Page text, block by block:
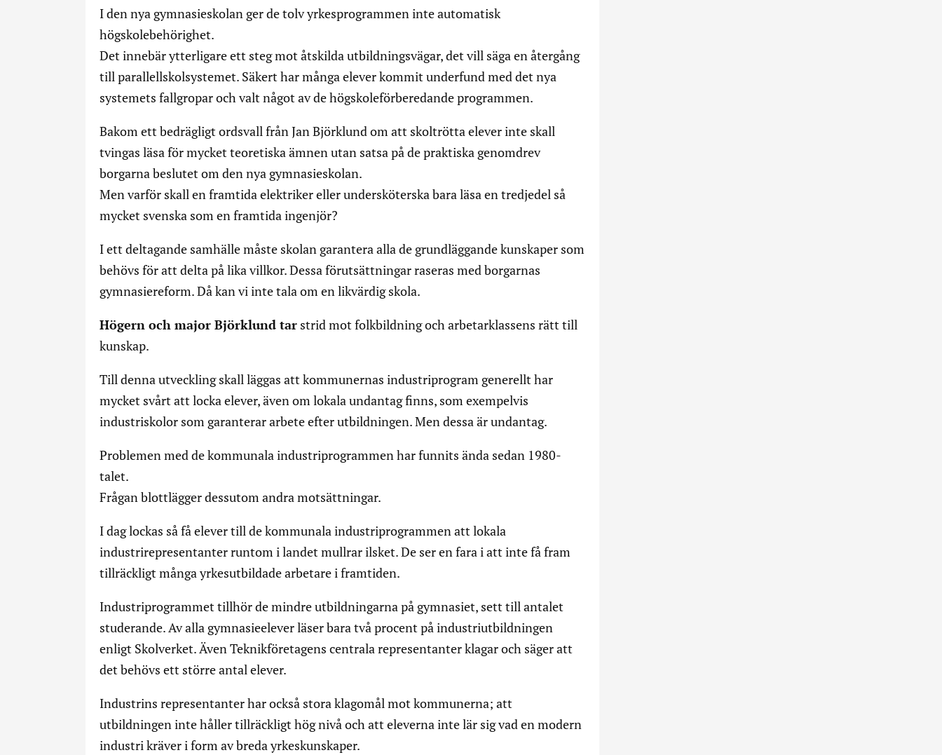
I den nya gymnasieskolan ger de tolv yrkesprogrammen inte automatisk
högskolebehörighet.
Det innebär ytterligare ett steg mot åtskilda utbildningsvägar, det vill säga en återgång
till parallellskolsystemet. Säkert har många elever kommit underfund med det nya
systemets fallgropar och valt något av de högskoleförberedande programmen.
Bakom ett bedrägligt ordsvall från Jan Björklund om att skoltrötta elever inte skall
tvingas läsa för mycket teoretiska ämnen utan satsa på de praktiska genomdrev
borgarna beslutet om den nya gymnasieskolan.
Men varför skall en framtida elektriker eller undersköterska bara läsa en tredjedel så
mycket svenska som en framtida ingenjör?
I ett deltagande samhälle måste skolan garantera alla de grundläggande kunskaper som
behövs för att delta på lika villkor. Dessa förutsättningar raseras med borgarnas
gymnasiereform. Då kan vi inte tala om en likvärdig skola.
Högern och major Björklund tar strid mot folkbildning och arbetarklassens rätt till
kunskap.
Till denna utveckling skall läggas att kommunernas industriprogram generellt har
mycket svårt att locka elever, även om lokala undantag finns, som exempelvis
industriskolor som garanterar arbete efter utbildningen. Men dessa är undantag.
Problemen med de kommunala industriprogrammen har funnits ända sedan 1980-
talet.
Frågan blottlägger dessutom andra motsättningar.
I dag lockas så få elever till de kommunala industriprogrammen att lokala
industrirepresentanter runtom i landet mullrar ilsket. De ser en fara i att inte få fram
tillräckligt många yrkesutbildade arbetare i framtiden.
Industriprogrammet tillhör de mindre utbildningarna på gymnasiet, sett till antalet
studerande. Av alla gymnasieelever läser bara två procent på industriutbildningen
enligt Skolverket. Även Teknikföretagens centrala representanter klagar och säger att
det behövs ett större antal elever.
Industrins representanter har också stora klagomål mot kommunerna; att
utbildningen inte håller tillräckligt hög nivå och att eleverna inte lär sig vad en modern
industri kräver i form av breda yrkeskunskaper.